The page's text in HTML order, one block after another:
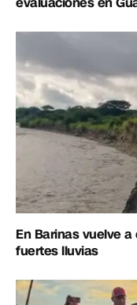
En Barinas vuelve
fuertes lluvias